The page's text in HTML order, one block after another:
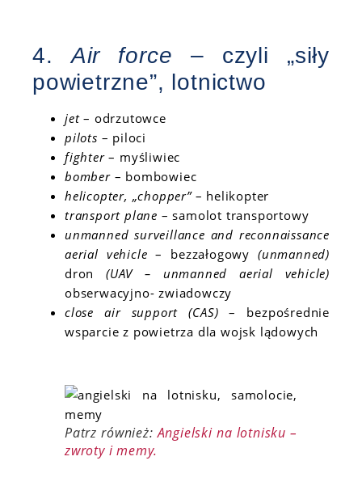
4.Air force – czyli „siły
powietrzne”, lotnictwo
jet– odrzutowce
pilots – piloci
fighter– myśliwiec
bomber – bombowiec
helicopter, „chopper”– helikopter
transport plane – samolot transportowy
unmanned surveillance and reconnaissance
aerial vehicle – bezzałogowy(unmanned)
dron(UAV – unmanned aerial vehicle)
obserwacyjno- zwiadowczy
close air support (CAS) – bezpośrednie
wsparcie z powietrza dla wojsk lądowych
Patrz również:Angielski na lotnisku –
zwroty i memy.